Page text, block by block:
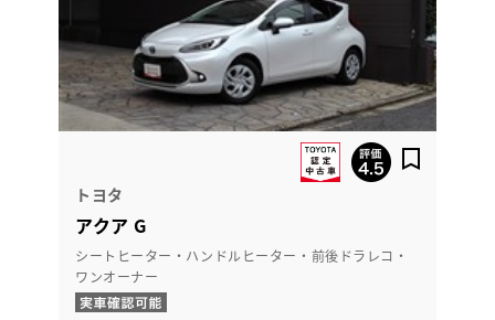
トヨタ
アクア G
シートヒーター・ハンドルヒーター・前後ドラレコ・
ワンオーナー